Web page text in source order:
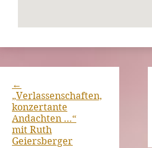
←
„Verlassenschaften,
konzertante
Andachten …“
mit Ruth
Geiersberger